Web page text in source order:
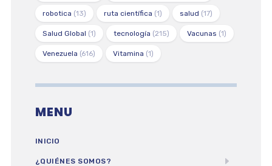
robotica (13) ruta científica (1) salud (17)
Salud Global (1) tecnología (215) Vacunas (1)
Venezuela (616) Vitamina (1)
MENU
INICIO
¿QUIÉNES SOMOS?